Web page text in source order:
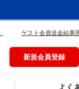
ゲスト会員送金結果
新規会員登録
よく